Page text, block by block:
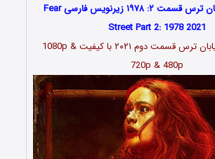
دانلود فیلم خیابان ترس قسمت ۲: ۱۹۷۸ زیرنویس فارسی Fear
Street Part 2: 1978 2021
فیلم ترسناک خیابان ترس قسمت دوم ۲۰۲۱ با کیفیت 1080p &
720p & 480p